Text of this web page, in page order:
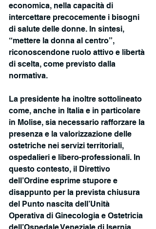
economica, nella capacità di
intercettare precocemente i bisogni
di salute delle donne. In sintesi,
“mettere la donna al centro”,
riconoscendone ruolo attivo e libertà
di scelta, come previsto dalla
normativa.
La presidente ha inoltre sottolineato
come, anche in Italia e in particolare
in Molise, sia necessario rafforzare la
presenza e la valorizzazione delle
ostetriche nei servizi territoriali,
ospedalieri e libero-professionali. In
questo contesto, il Direttivo
dell’Ordine esprime stupore e
disappunto per la prevista chiusura
del Punto nascita dell’Unità
Operativa di Ginecologia e Ostetricia
dell’Ospedale Veneziale di Isernia,